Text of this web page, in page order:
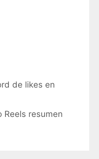
de likes en
Reels resumen